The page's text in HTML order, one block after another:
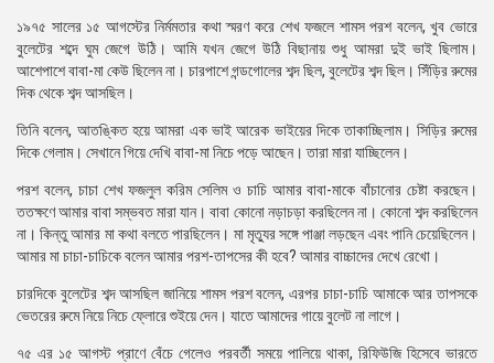
১৯৭৫ সালের ১৫ আগস্টের নির্মমতার কথা স্মরণ করে শেখ ফজলে শামস পরশ বলেন, খুব ভোরে
বুলেটের শব্দে ঘুম জেগে উঠি। আমি যখন জেগে উঠি বিছানায় শুধু আমরা দুই ভাই ছিলাম।
আশেপাশে বাবা-মা কেউ ছিলেন না। চারপাশে গন্ডগোলের শব্দ ছিল, বুলেটের শব্দ ছিল। সিঁড়ির রুমের
দিক থেকে শব্দ আসছিল।
তিনি বলেন, আতঙ্কিত হয়ে আমরা এক ভাই আরেক ভাইয়ের দিকে তাকাচ্ছিলাম। সিড়ির রুমের
দিকে গেলাম। সেখানে গিয়ে দেখি বাবা-মা নিচে পড়ে আছেন। তারা মারা যাচ্ছিলেন।
পরশ বলেন, চাচা শেখ ফজলুল করিম সেলিম ও চাচি আমার বাবা-মাকে বাঁচানোর চেষ্টা করছেন।
ততক্ষণে আমার বাবা সম্ভবত মারা যান। বাবা কোনো নড়াচড়া করছিলেন না। কোনো শব্দ করছিলেন
না। কিন্তু আমার মা কথা বলতে পারছিলেন। মা মৃত্যুর সঙ্গে পাঞ্জা লড়ছেন এবং পানি চেয়েছিলেন।
আমার মা চাচা-চাচিকে বলেন আমার পরশ-তাপসের কী হবে? আমার বাচ্চাদের দেখে রেখো।
চারদিকে বুলেটের শব্দ আসছিল জানিয়ে শামস পরশ বলেন, এরপর চাচা-চাচি আমাকে আর তাপসকে
ভেতরের রুমে নিয়ে নিচে ফ্লোরে শুইয়ে দেন। যাতে আমাদের গায়ে বুলেট না লাগে।
৭৫ এর ১৫ আগস্ট প্রাণে বেঁচে গেলেও পরবর্তী সময়ে পালিয়ে থাকা, রিফিউজি হিসেবে ভারতে